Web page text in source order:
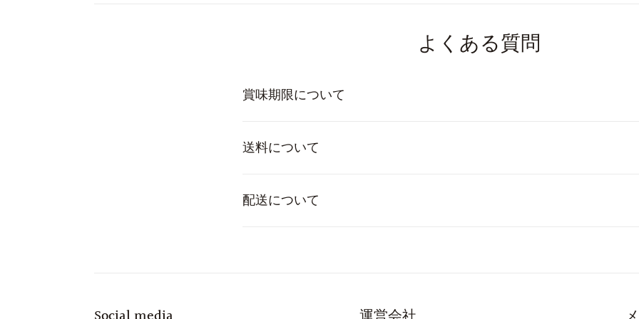
よくある質問
賞味期限について
送料について
配送について